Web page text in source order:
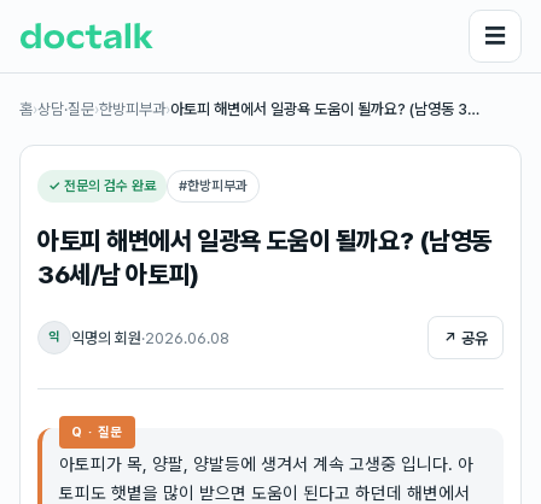
☰
홈›상담·질문›한방피부과›아토피 해변에서 일광욕 도움이 될까요? (남영동 3…
✓ 전문의 검수 완료 #한방피부과
아토피 해변에서 일광욕 도움이 될까요? (남영동
36세/남 아토피)
익 익명의 회원·2026.06.08 ↗ 공유
Q · 질문
아토피가 목, 양팔, 양발등에 생겨서 계속 고생중 입니다. 아
토피도 햇볕을 많이 받으면 도움이 된다고 하던데 해변에서